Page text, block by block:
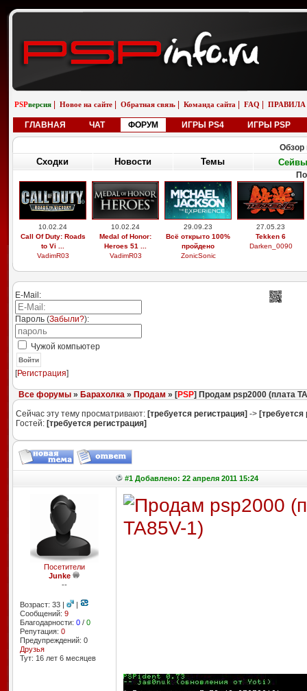
PSPверсия Новое на сайте Обратная связь Команда сайта FAQ ПРАВИЛА
ГЛАВНАЯ ЧАТ ФОРУМ ИГРЫ PS4 ИГРЫ PSP
Обзор
Сходки Новости Темы Сейвы
10.02.24
Call Of Duty: Roads
to Vi ...
VadimR03
10.02.24
Medal of Honor:
Heroes 51 ...
VadimR03
29.09.23
Всё открыто 100%
пройдено
ZonicSonic
27.05.23
Tekken 6
Darken_0090
E-Mail:
Пароль (Забыли?):
Чужой компьютер
Войти
[Регистрация]
Все форумы» Барахолка» Продам » [PSP] Продам psp2000 (плата
Сейчас эту тему просматривают: [требуется регистрация] -> [требуется
Гостей: [требуется регистрация]
#1 Добавлено: 22 апреля 2011 15:24
Посетители
Junke
--
Возраст: 33 |
|
Сообщений: 9
Благодарности: 0/ 0
Репутация: 0
Предупреждений: 0
Друзья
Тут: 16 лет 6 месяцев